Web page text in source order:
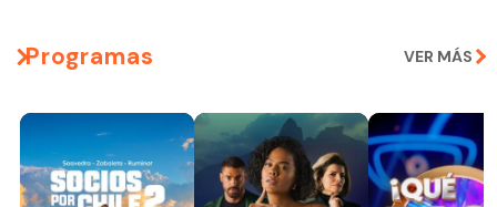
Programas VER MÁS